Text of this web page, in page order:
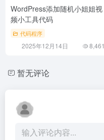
WordPress添加随机小姐姐视
频小工具代码
代码程序
2025年12月14日 8,461
暂无评论